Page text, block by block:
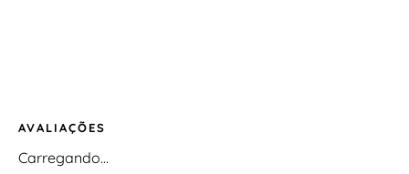
AVALIAÇÕES
Carregando…